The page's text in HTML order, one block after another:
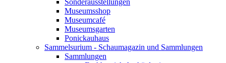
Sonderausstellungen
Museumsshop
Museumcafé
Museumsgarten
Ponickauhaus
Sammelsurium - Schaumagazin und Sammlungen
Sammlungen